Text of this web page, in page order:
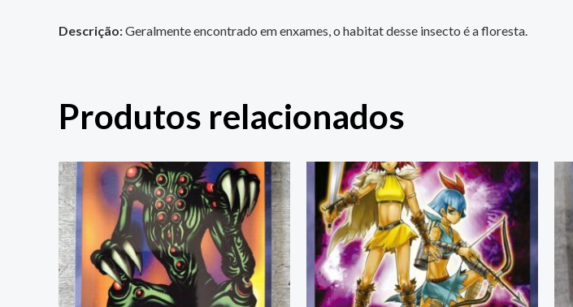
Descrição:Geralmente encontrado em enxames, o habitat desse insecto é a floresta.
Produtos relacionados